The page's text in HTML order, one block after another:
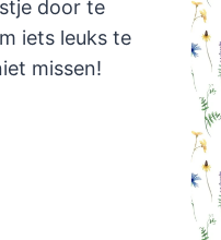
door te
iets leuks te
missen!